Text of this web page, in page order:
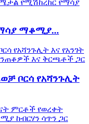
ማሳያ ማቆሚያ...
ቦርሳ የአሻንጉሊት